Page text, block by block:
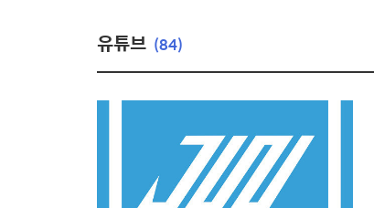
유튜브 (84)